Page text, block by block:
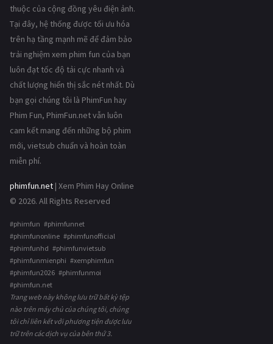
thuộc của cộng đồng yêu điện ảnh.
Tại đây, hệ thống được tối ưu hóa
trên hạ tầng mạnh mẽ để đảm bảo
trải nghiệm xem phim fun của bạn
luôn đạt tốc độ tải cực nhanh và
chất lượng hiển thị sắc nét nhất. Dù
bạn gọi chúng tôi là PhimFun hay
Phim Fun, PhimFun.net vẫn luôn
cam kết mang đến những bộ phim
mới, vietsub chuẩn và hoàn toàn
miễn phí.
phimfun.net | Xem Phim Hay Online
© 2026. All Rights Reserved
#phimfun #phimfunnet
#phimfunonline #phimfunofficial
#phimfunhd #phimfunvietsub
#phimfunmienphi #xemphimfun
#phimfun2026 #phimfunmoi
#phimfun.net
Trang web này không lưu trữ bất kỳ tệp
nào trên máy chủ của chúng tôi, chúng
tôi chỉ liên kết với phương tiện được lưu
trữ trên các dịch vụ của bên thứ 3.